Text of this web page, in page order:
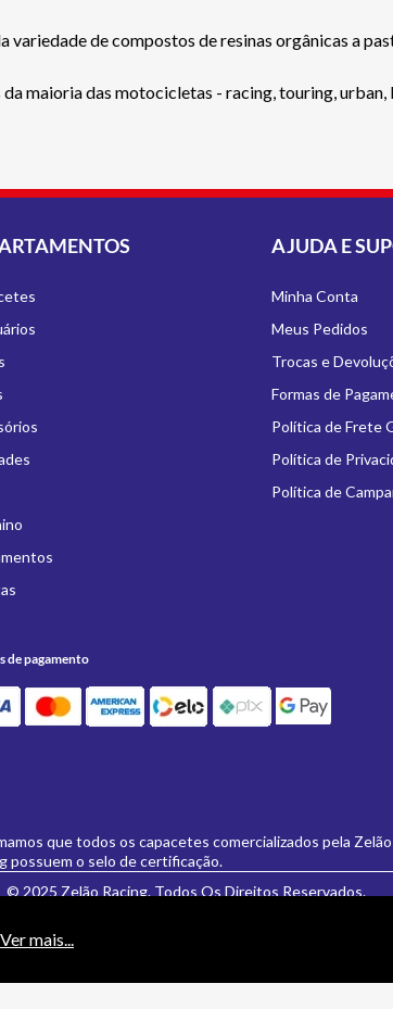
Ver mais...
variedade de compostos de resinas orgânicas a
maioria das motocicletas - racing, touring,
AJUDA E
Minha Conta
Meus Pedidos
Trocas e
Formas de
Política de Frete
Política de
Política de
de pagamento
que todos os capacetes comercializados pela Zelão
possuem o selo de certificação.
© 2025 Zelão Racing. Todos Os Direitos Reservados.
e aceitos não se aplicarão eventuais alterações